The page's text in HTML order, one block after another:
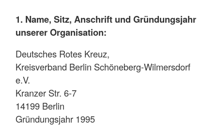
1. Name, Sitz, Anschrift und Gründungsjahr
unserer Organisation:
Deutsches Rotes Kreuz,
Kreisverband Berlin Schöneberg-Wilmersdorf
e.V.
Kranzer Str. 6-7
14199 Berlin
Gründungsjahr 1995